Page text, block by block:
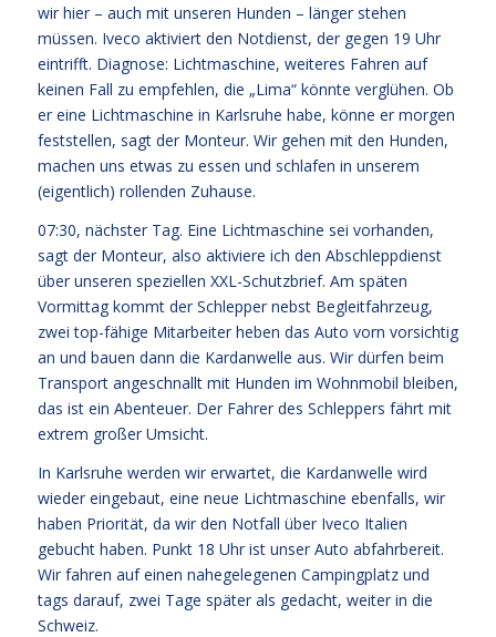
wir hier – auch mit unseren Hunden – länger stehen
müssen. Iveco aktiviert den Notdienst, der gegen 19 Uhr
eintrifft. Diagnose: Lichtmaschine, weiteres Fahren auf
keinen Fall zu empfehlen, die „Lima“ könnte verglühen. Ob
er eine Lichtmaschine in Karlsruhe habe, könne er morgen
feststellen, sagt der Monteur. Wir gehen mit den Hunden,
machen uns etwas zu essen und schlafen in unserem
(eigentlich) rollenden Zuhause.
07:30, nächster Tag. Eine Lichtmaschine sei vorhanden,
sagt der Monteur, also aktiviere ich den Abschleppdienst
über unseren speziellen XXL-Schutzbrief. Am späten
Vormittag kommt der Schlepper nebst Begleitfahrzeug,
zwei top-fähige Mitarbeiter heben das Auto vorn vorsichtig
an und bauen dann die Kardanwelle aus. Wir dürfen beim
Transport angeschnallt mit Hunden im Wohnmobil bleiben,
das ist ein Abenteuer. Der Fahrer des Schleppers fährt mit
extrem großer Umsicht.
In Karlsruhe werden wir erwartet, die Kardanwelle wird
wieder eingebaut, eine neue Lichtmaschine ebenfalls, wir
haben Priorität, da wir den Notfall über Iveco Italien
gebucht haben. Punkt 18 Uhr ist unser Auto abfahrbereit.
Wir fahren auf einen nahegelegenen Campingplatz und
tags darauf, zwei Tage später als gedacht, weiter in die
Schweiz.